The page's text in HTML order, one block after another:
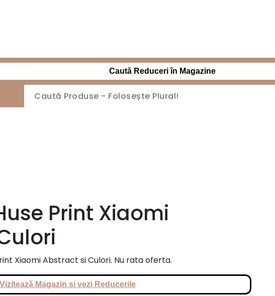
Caută Reduceri în Magazine
Print Xiaomi
Xiaomi Abstract si Culori. Nu rata oferta.
Vizitează Magazin si vezi Reducerile